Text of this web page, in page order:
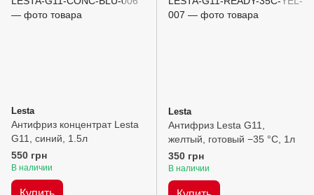
Lesta
Антифриз концентрат Lesta
G11, синий, 1.5л
550 грн
В наличии
Lesta
Антифриз Lesta G11,
желтый, готовый −35 °C, 1л
350 грн
В наличии